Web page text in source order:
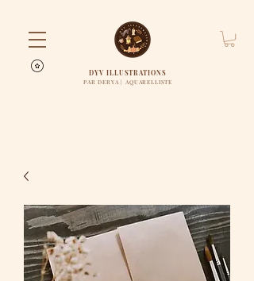
DYV ILLUSTRATIONS
PAR DERYA | AQUARELLISTE